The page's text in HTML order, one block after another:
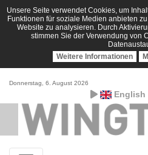
Unsere Seite verwendet Cookies, um
Funktionen für soziale Medien anbieten
Website zu analysieren. Durch
stimmen Sie der Verwendung von
Weitere Informationen
Donnerstag, 6. August 2026
English